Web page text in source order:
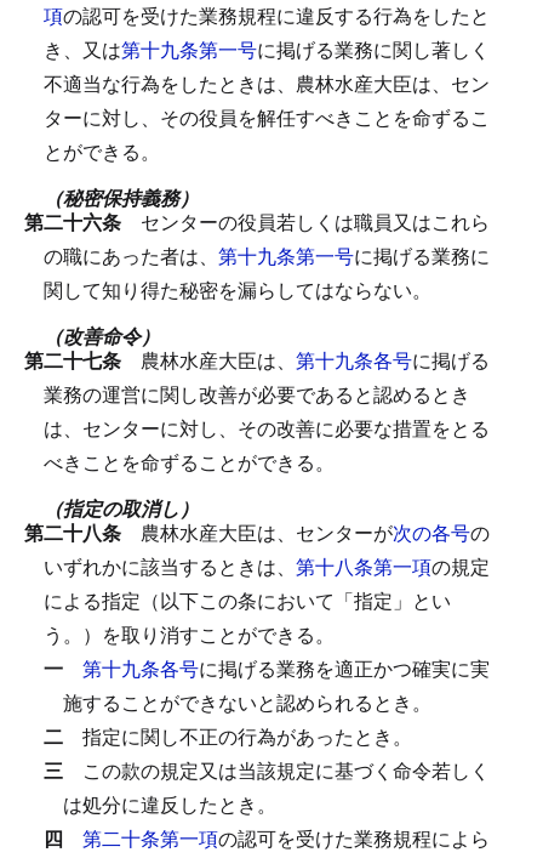
項の認可を受けた業務規程に違反する行為をしたと
き、又は第十九条第一号に掲げる業務に関し著しく
不適当な行為をしたときは、農林水産大臣は、セン
ターに対し、その役員を解任すべきことを命ずるこ
とができる。
（秘密保持義務）
第二十六条 センターの役員若しくは職員又はこれら
の職にあった者は、 第十九条第一号に掲げる業務に
関して知り得た秘密を漏らしてはならない。
（改善命令）
第二十七条 農林水産大臣は、 第十九条各号に掲げる
業務の運営に関し改善が必要であると認めるとき
は、センターに対し、その改善に必要な措置をとる
べきことを命ずることができる。
（指定の取消し）
第二十八条 農林水産大臣は、センターが次の各号の
いずれかに該当するときは、 第十八条第一項の規定
による指定（以下この条において「指定」とい
う。）を取り消すことができる。
一 第十九条各号に掲げる業務を適正かつ確実に実
施することができないと認められるとき。
二 指定に関し不正の行為があったとき。
三 この款の規定又は当該規定に基づく命令若しく
は処分に違反したとき。
四 第二十条第一項の認可を受けた業務規程によら